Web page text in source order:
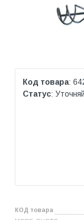
Код товара:
Статус:
КОД товара